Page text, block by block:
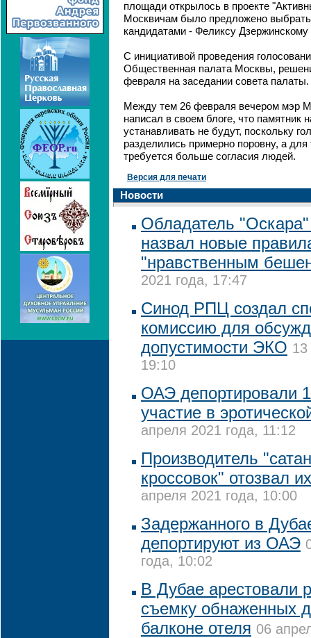
площади открылось в проекте
Москвичам было предложено
кандидатами - Феликсу
С инициативой проведения
Общественная палата Москвы,
февраля на заседании совета палаты.
Между тем 26 февраля вечером мэр
написал в своем блоге, что памятник
устанавливать не будут, поскольку
разделились примерно поровну, а для
требуется больше согласия людей.
Версия для печати
Новости
Обладатель
назвал новые
"нравственным
2021 года, 17:47
Синод РПЦ создал
комиссию для
допустимости ЭКО 13
19:10
ОАЭ депортировали
участие в
апреля 2021 года, 11:12
Производитель
кроссовок" отозвал
апреля 2021 года, 10:00
Задержанного в
депортируют из ОАЭ
года, 10:02
В Дубае арестовали
съемку обнаженных
балконе отеля 06